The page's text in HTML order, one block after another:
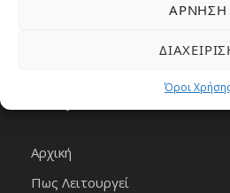
ΆΡΝΗΣΗ
Όροι
Αρχική
Πως Λειτουργεί